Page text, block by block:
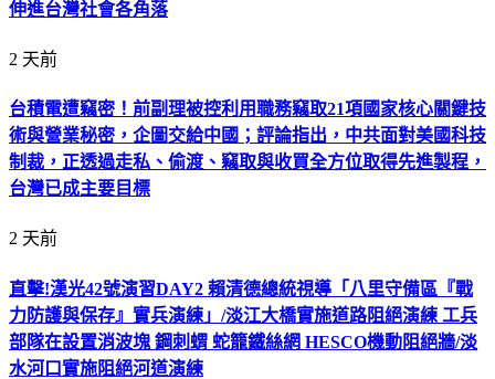
伸進台灣社會各角落
2 天前
台積電遭竊密！前副理被控利用職務竊取21項國家核心關鍵技
術與營業秘密，企圖交給中國；評論指出，中共面對美國科技
制裁，正透過走私、偷渡、竊取與收買全方位取得先進製程，
台灣已成主要目標
2 天前
直擊!漢光42號演習DAY2 賴清德總統視導「八里守備區『戰
力防護與保存』實兵演練」/淡江大橋實施道路阻絕演練 工兵
部隊在設置消波塊 鋼刺蝟 蛇籠鐵絲網 HESCO機動阻絕牆/淡
水河口實施阻絕河道演練